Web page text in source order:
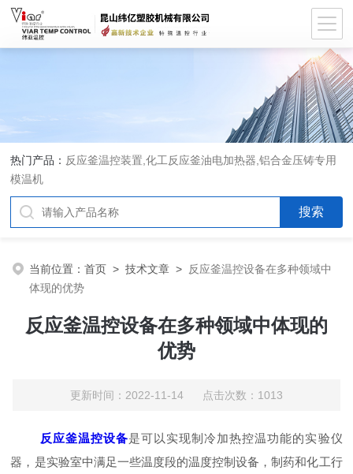
热门产品： 反应釜温控装置,化工反应釜油电加热器,铝合金压铸专用
模温机
当前位置：首页 >技术文章 > 反应釜温控设备在多种领域中
体现的优势
反应釜温控设备在多种领域中体现的
优势
更新时间：2022-11-14 点击次数：1013
反应釜温控设备是可以实现制冷加热控温功能的实验仪
器，是实验室中满足一些温度段的温度控制设备，制药和化工行